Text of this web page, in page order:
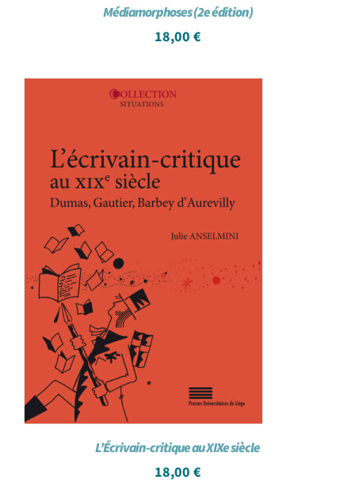
Médiamorphoses (2e édition)
18,00 €
L’Écrivain-critique au XIXe siècle
18,00 €